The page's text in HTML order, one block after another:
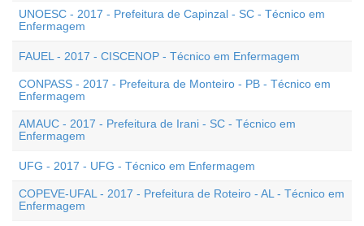
UNOESC - 2017 - Prefeitura de Capinzal - SC - Técnico em
Enfermagem
FAUEL - 2017 - CISCENOP - Técnico em Enfermagem
CONPASS - 2017 - Prefeitura de Monteiro - PB - Técnico em
Enfermagem
AMAUC - 2017 - Prefeitura de Irani - SC - Técnico em
Enfermagem
UFG - 2017 - UFG - Técnico em Enfermagem
COPEVE-UFAL - 2017 - Prefeitura de Roteiro - AL - Técnico em
Enfermagem